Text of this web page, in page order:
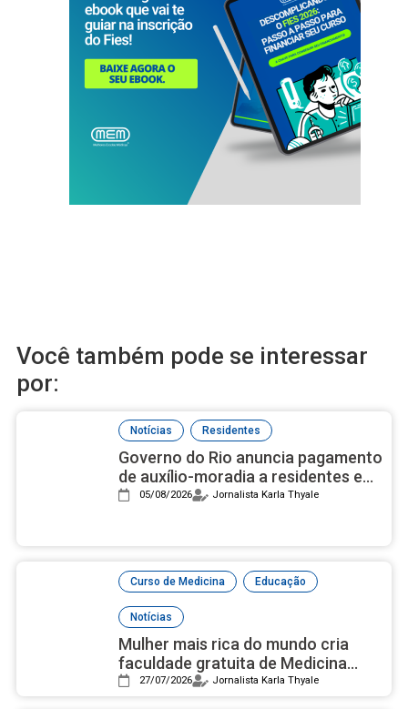
Você também pode se interessar
por:
Notícias , Residentes
Governo do Rio anuncia pagamento
de auxílio-moradia a residentes em
setembro
05/08/2026 Jornalista Karla Thyale
Curso de Medicina , Educação
Notícias
Mulher mais rica do mundo cria
faculdade gratuita de Medicina
com campus luxuoso nos EUA
27/07/2026 Jornalista Karla Thyale